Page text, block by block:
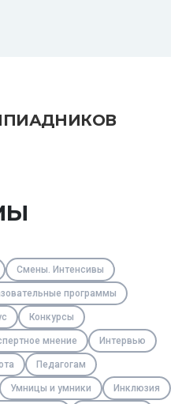
Смены. Интенсивы
программы
Конкурсы
мнение Интервью
Педагогам
Умницы и умники Инклюзия